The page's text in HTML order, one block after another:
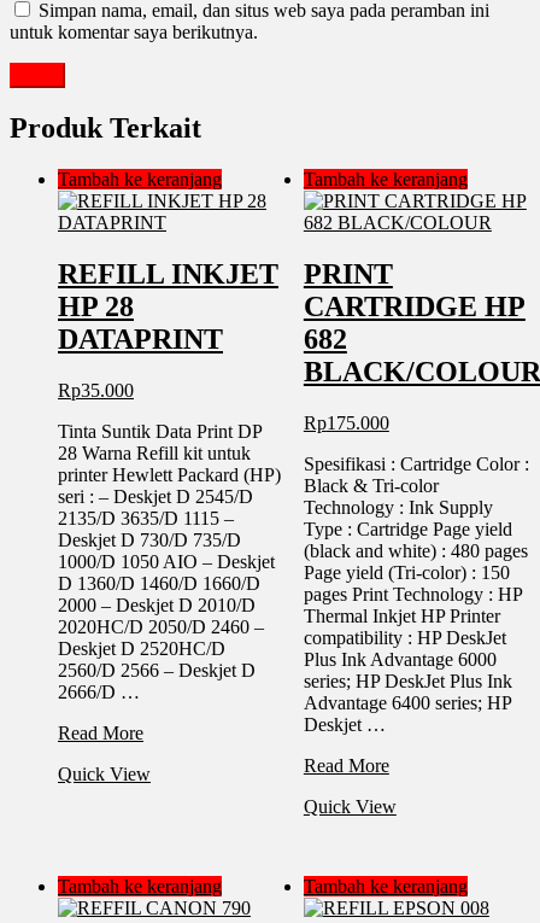
Simpan nama, email, dan situs web saya pada peramban ini
untuk komentar saya berikutnya.
Produk Terkait
Tambah ke keranjang
REFILL INKJET
HP 28
DATAPRINT
Rp35.000
Tinta Suntik Data Print DP
28 Warna Refill kit untuk
printer Hewlett Packard (HP)
seri : – Deskjet D 2545/D
2135/D 3635/D 1115 –
Deskjet D 730/D 735/D
1000/D 1050 AIO – Deskjet
D 1360/D 1460/D 1660/D
2000 – Deskjet D 2010/D
2020HC/D 2050/D 2460 –
Deskjet D 2520HC/D
2560/D 2566 – Deskjet D
2666/D …
REFILL
HP
Read More
Quick View
Tambah ke keranjang
PRINT
CARTRIDGE HP
682
BLACK/COLOUR
Rp175.000
Spesifikasi : Cartridge Color :
Black & Tri-color
Technology : Ink Supply
Type : Cartridge Page yield
(black and white) : 480 pages
Page yield (Tri-color) : 150
pages Print Technology : HP
Thermal Inkjet HP Printer
compatibility : HP DeskJet
Plus Ink Advantage 6000
series; HP DeskJet Plus Ink
Advantage 6400 series; HP
Deskjet …
PRINT
HP
Read More
Quick View
Tambah ke keranjang Tambah ke keranjang